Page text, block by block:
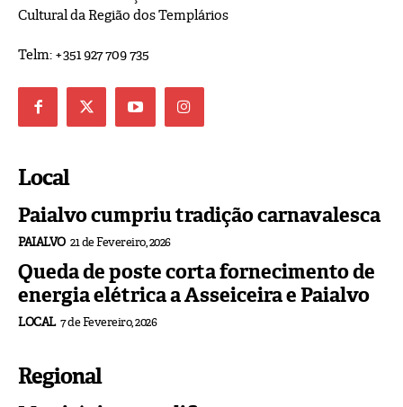
Cultural da Região dos Templários
Telm: +351 927 709 735
Local
Paialvo cumpriu tradição carnavalesca
PAIALVO 21 de Fevereiro, 2026
Queda de poste corta fornecimento de
energia elétrica a Asseiceira e Paialvo
LOCAL 7 de Fevereiro, 2026
Regional